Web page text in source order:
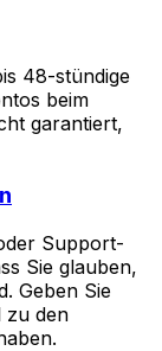
48-stündige
beim
garantiert,
Support-
Sie glauben,
Geben Sie
zu den